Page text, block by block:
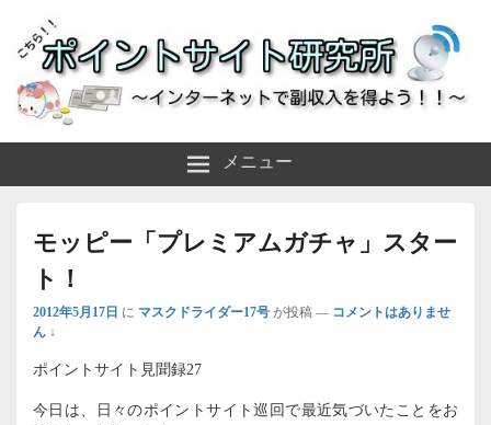
ポイントサイト研究所
メニュー
モッピー「プレミアムガチャ」スター
ト！
2012年5月17日 に マスクドライダー17号 が投稿 — コメントはありませ
ん ↓
ポイントサイト見聞録27
今日は、日々のポイントサイト巡回で最近気づいたことをお